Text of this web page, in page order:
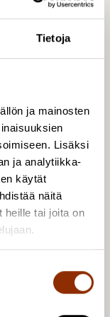
Tietoja
ja mainosten
Lisäksi
ja analytiikka-
käytät
näitä
heille tai joita on
Euroopan